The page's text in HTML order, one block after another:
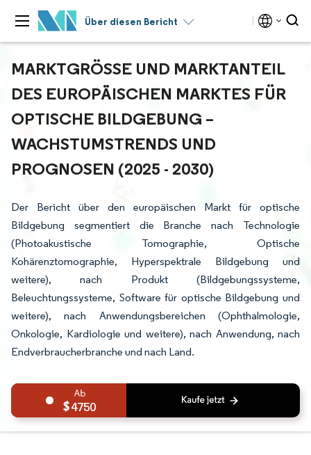
Über diesen Bericht
MARKTGRÖSSE UND MARKTANTEIL D
ES EUROPÄISCHEN MARKTES FÜR O
PTISCHE BILDGEBUNG – W
ACHSTUMSTRENDS UND P
ROGNOSEN (2025 - 2030)
Der Bericht über den europäischen Markt für optische
Bildgebung segmentiert die Branche nach Technologie
(Photoakustische Tomographie, Optische
Kohärenztomographie, Hyperspektrale Bildgebung und
weitere), nach Produkt (Bildgebungssysteme,
Beleuchtungssysteme, Software für optische Bildgebung und
weitere), nach Anwendungsbereichen (Ophthalmologie,
Onkologie, Kardiologie und weitere), nach Anwendung, nach
Endverbraucherbranche und nach Land.
4750